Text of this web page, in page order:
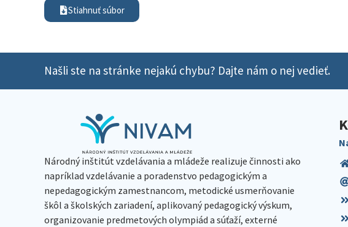
Stiahnuť súbor
Našli ste na stránke nejakú chybu? Dajte nám o nej vedieť.
Národný inštitút vzdelávania a mládeže realizuje činnosti ako
napríklad vzdelávanie a poradenstvo pedagogickým a
nepedagogickým zamestnancom, metodické usmerňovanie
škôl a školských zariadení, aplikovaný pedagogický výskum,
organizovanie predmetových olympiád a súťaží, externé